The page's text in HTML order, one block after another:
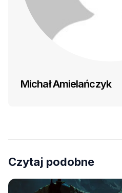
Michał Amielańczyk
Czytaj podobne